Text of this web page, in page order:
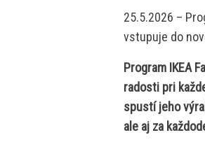
25.5.2026 –
vstupuje do
Program IKEA
radosti pri
spustí jeho
ale aj za